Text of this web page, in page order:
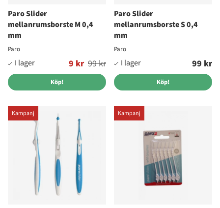
Paro Slider
mellanrumsborste M 0,4
mm
Paro
9 kr
Ordinarie pris: 99 kr
Köp!
Paro Slider
mellanrumsborste S 0,4
mm
Paro
99 kr
Köp!
Kampanj Kampanj